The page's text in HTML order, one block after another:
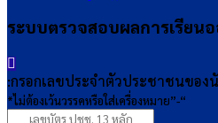
ระบบตรวจสอบผลการเรียน
:กรอกเลขประจำตัวประชาชนของ
*ไม่ต้องเว้นวรรคหรือใส่เครื่องหมาย”-“